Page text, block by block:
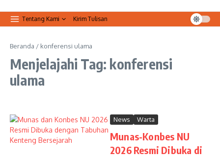
Tentang Kami Kirim Tulisan
Beranda / konferensi ulama
Menjelajahi Tag: konferensi
ulama
News Warta
Munas-Konbes NU
2026 Resmi Dibuka di